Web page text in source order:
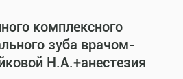
комплексного
зуба врачом-
Н.А.+анестезия